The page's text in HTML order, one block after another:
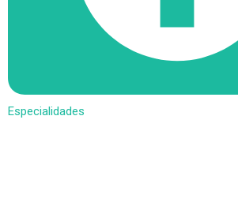
Especialidades